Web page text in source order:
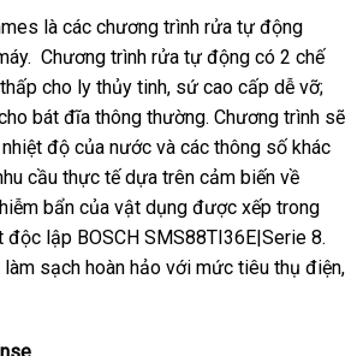
là các chương trình rửa tự động
Chương trình rửa tự động có 2 chế
cho ly thủy tinh, sứ cao cấp dễ vỡ;
bát đĩa thông thường. Chương trình sẽ
độ của nước và các thông số khác
cầu thực tế dựa trên cảm biến về
bẩn của vật dụng được xếp trong
lập BOSCH SMS88TI36E|Serie 8.
sạch hoàn hảo với mức tiêu thụ điện,